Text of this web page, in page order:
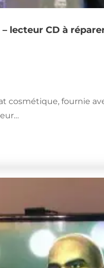
lecteur CD à
cosmétique, fournie